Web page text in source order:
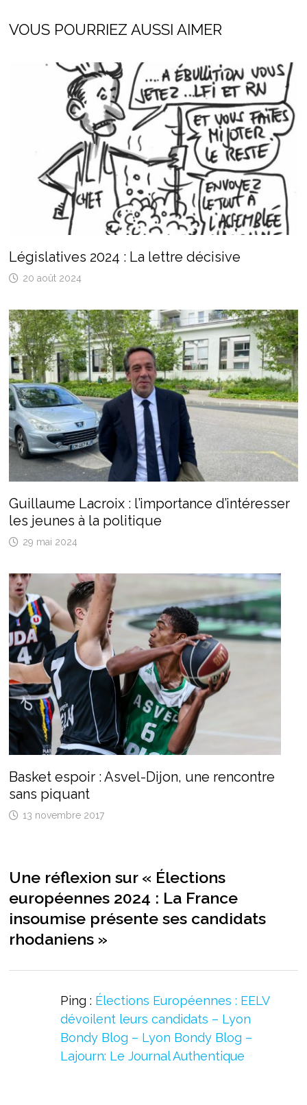
VOUS POURRIEZ AUSSI AIMER
Législatives 2024 : La lettre décisive
20 août 2024
Guillaume Lacroix : l’importance d’intéresser
les jeunes à la politique
29 mai 2024
Basket espoir : Asvel-Dijon, une rencontre
sans piquant
13 novembre 2017
Une réflexion sur « Élections
européennes 2024 : La France
insoumise présente ses candidats
rhodaniens»
Ping : Élections Européennes : EELV
dévoilent leurs candidats – Lyon
Bondy Blog – Lyon Bondy Blog –
Lajourn: Le Journal Authentique